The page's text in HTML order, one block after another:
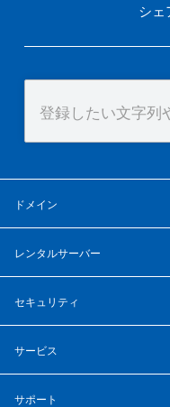
シェ
ドメイン
レンタルサーバー
セキュリティ
サービス
サポート